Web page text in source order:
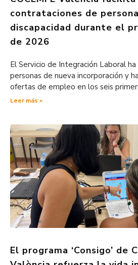
contrataciones de
discapacidad durante el
de 2026
El Servicio de Integración Laboral
personas de nueva incorporación y
ofertas de empleo en los seis
Leer más »
El programa ‘Consigo’ de